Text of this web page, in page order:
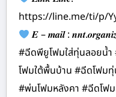
https://line.me/ti/p/
𝑬 – 𝒎𝒂𝒊𝒍 :
#ฉีดพียูโฟมใส่ทุ่นลอยน้ำ
โฟมใต้พื้นบ้าน #ฉีดโฟม
#พ่นโฟมหลังคา #ฉีดโฟ